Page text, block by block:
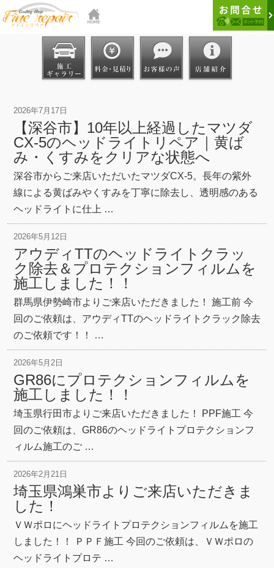
2026年7月17日
【深谷市】10年以上経過したマツダ
CX-5のヘッドライトリペア｜黄ば
み・くすみをクリアな状態へ
深谷市からご来店いただいたマツダCX-5。長年の紫外
線による黄ばみやくすみを丁寧に除去し、透明感のある
ヘッドライトに仕上 …
2026年5月12日
アウディTTのヘッドライトクラッ
ク除去＆プロテクションフィルムを
施工しました！！
群馬県伊勢崎市よりご来店いただきました！ 施工前 今
回のご依頼は、アウディTTのヘッドライトクラック除去
のご依頼です！！ …
2026年5月2日
GR86にプロテクションフィルムを
施工しました！！
埼玉県行田市よりご来店いただきました！ PPF施工 今
回のご依頼は、GR86のヘッドライトプロテクションフ
ィルム施工のご …
2026年2月21日
埼玉県鴻巣市よりご来店いただきま
した！
ＶＷポロにヘッドライトプロテクションフィルムを施工
しました！！ ＰＰＦ施工 今回のご依頼は、ＶＷポロの
ヘッドライトプロテ …